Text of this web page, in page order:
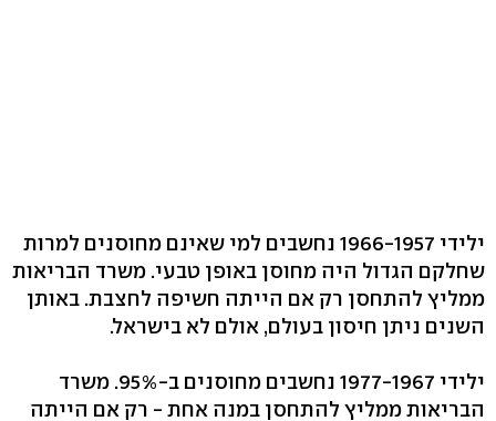
ילידי 1966-1957 נחשבים למי שאינם מחוסנים למרות
שחלקם הגדול היה מחוסן באופן טבעי. משרד הבריאות
ממליץ להתחסן רק אם הייתה חשיפה לחצבת. באותן
השנים ניתן חיסון בעולם, אולם לא בישראל.
ילידי 1977-1967 נחשבים מחוסנים ב-95%. משרד
הבריאות ממליץ להתחסן במנה אחת - רק אם הייתה